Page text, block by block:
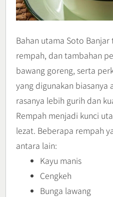
Bahan utama Soto
rempah, dan tambahan
bawang goreng, serta
yang digunakan biasanya
rasanya lebih gurih dan
Rempah menjadi kunci
lezat. Beberapa rempah
antara lain:
Kayu manis
Cengkeh
Bunga lawang